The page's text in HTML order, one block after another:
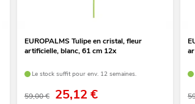
EUROPALMS Tulipe en cristal, fleur
artificielle, blanc, 61 cm 12x
Le stock suffit pour env. 12 semaines.
59,00 € 25,12 €